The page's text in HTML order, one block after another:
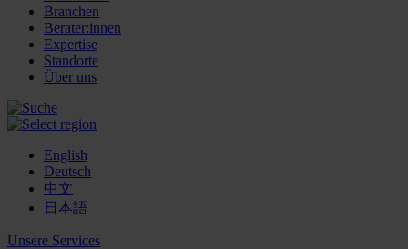
Branchen
Berater:innen
Expertise
Standorte
Über uns
English
Deutsch
中文
日本語
Unsere Services